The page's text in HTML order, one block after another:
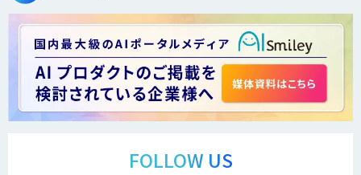
FOLLOW US